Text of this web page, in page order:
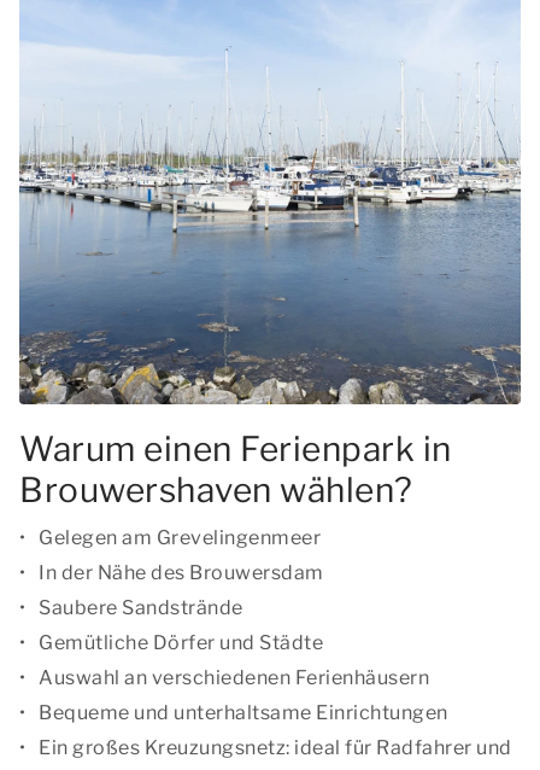
Warum einen Ferienpark in
Brouwershaven wählen?
Gelegen am Grevelingenmeer
In der Nähe des Brouwersdam
Saubere Sandstrände
Gemütliche Dörfer und Städte
Auswahl an verschiedenen Ferienhäusern
Bequeme und unterhaltsame Einrichtungen
Ein großes Kreuzungsnetz: ideal für Radfahrer und